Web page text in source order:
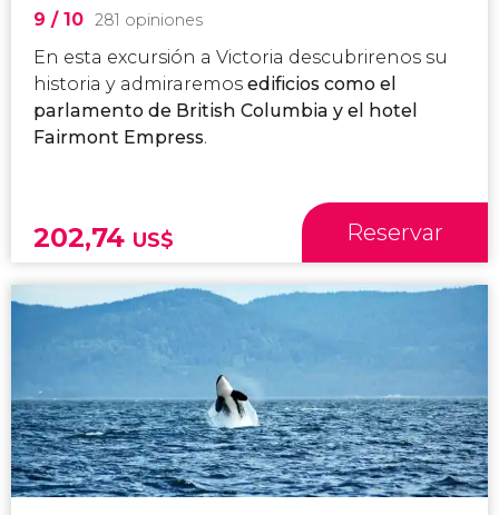
9 / 10 281 opiniones
En esta excursión a Victoria descubrirenos su
historia y admiraremos edificios como el
parlamento de British Columbia y el hotel
Fairmont Empress.
202,74 US$ Reservar